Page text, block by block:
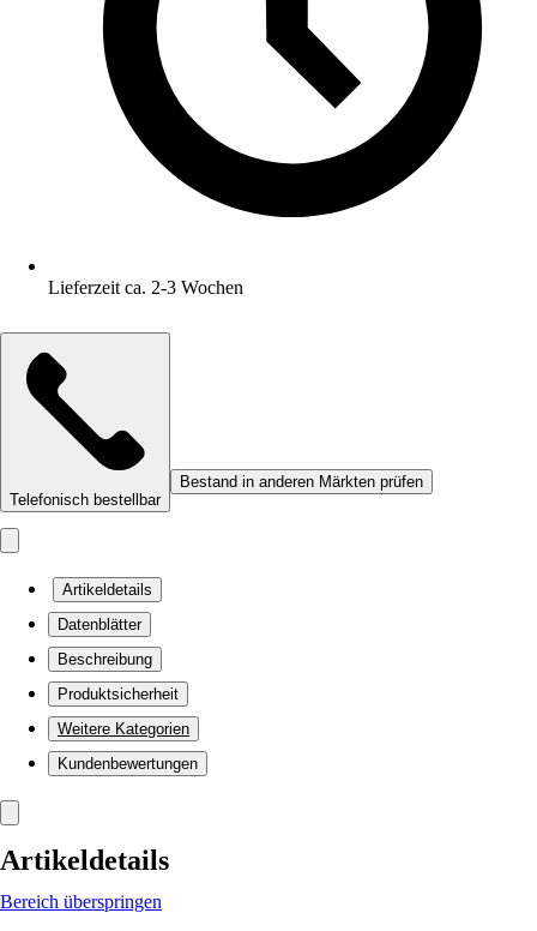
Lieferzeit ca. 2-3 Wochen
Telefonisch bestellbar
Bestand in anderen Märkten prüfen
Artikeldetails
Datenblätter
Beschreibung
Produktsicherheit
Weitere Kategorien
Kundenbewertungen
Artikeldetails
Bereich überspringen